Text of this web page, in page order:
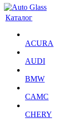
Каталог
ACURA
AUDI
BMW
CAMC
CHERY